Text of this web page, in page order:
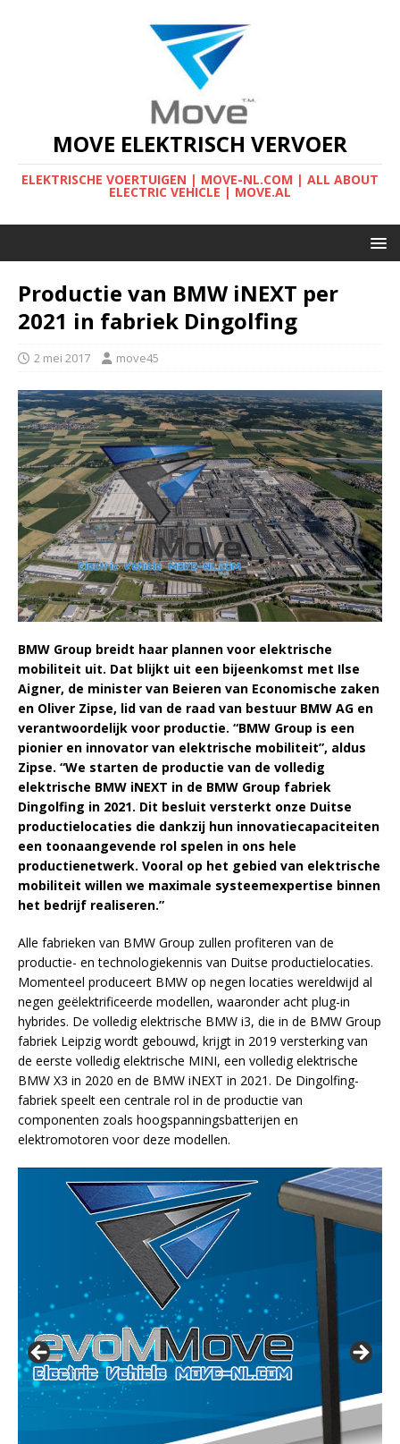
MOVE ELEKTRISCH VERVOER
ELEKTRISCHE VOERTUIGEN | MOVE-NL.COM | ALL ABOUT
ELECTRIC VEHICLE | MOVE.AL
Productie van BMW iNEXT per
2021 in fabriek Dingolfing
2 mei 2017 move45
BMW Group breidt haar plannen voor elektrische
mobiliteit uit. Dat blijkt uit een bijeenkomst met Ilse
Aigner, de minister van Beieren van Economische zaken
en Oliver Zipse, lid van de raad van bestuur BMW AG en
verantwoordelijk voor productie. “BMW Group is een
pionier en innovator van elektrische mobiliteit”, aldus
Zipse. “We starten de productie van de volledig
elektrische BMW iNEXT in de BMW Group fabriek
Dingolfing in 2021. Dit besluit versterkt onze Duitse
productielocaties die dankzij hun innovatiecapaciteiten
een toonaangevende rol spelen in ons hele
productienetwerk. Vooral op het gebied van elektrische
mobiliteit willen we maximale systeemexpertise binnen
het bedrijf realiseren.”
Alle fabrieken van BMW Group zullen profiteren van de
productie- en technologiekennis van Duitse productielocaties.
Momenteel produceert BMW op negen locaties wereldwijd al
negen geëlektrificeerde modellen, waaronder acht plug-in
hybrides. De volledig elektrische BMW i3, die in de BMW Group
fabriek Leipzig wordt gebouwd, krijgt in 2019 versterking van
de eerste volledig elektrische MINI, een volledig elektrische
BMW X3 in 2020 en de BMW iNEXT in 2021. De Dingolfing-
fabriek speelt een centrale rol in de productie van
componenten zoals hoogspanningsbatterijen en
elektromotoren voor deze modellen.